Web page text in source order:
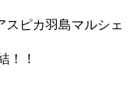
スピカ羽島マルシェ
！！